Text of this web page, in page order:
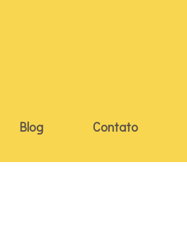
Blog Contato